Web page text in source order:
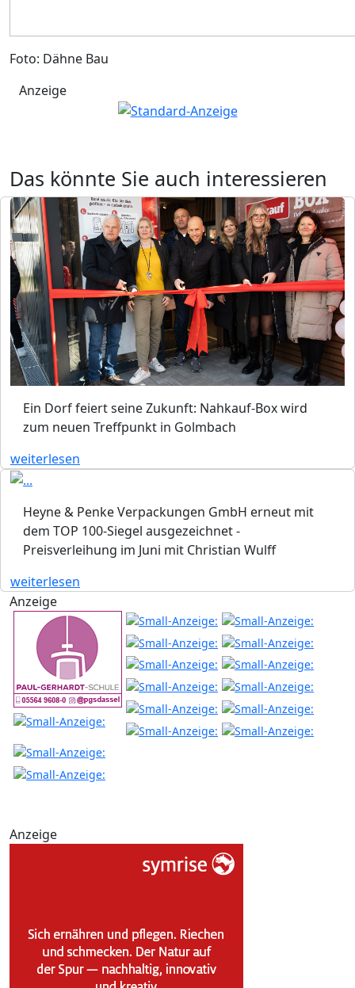
Foto: Dähne Bau
Anzeige
Das könnte Sie auch interessieren
Ein Dorf feiert seine Zukunft: Nahkauf-Box wird
zum neuen Treffpunkt in Golmbach
weiterlesen
Heyne & Penke Verpackungen GmbH erneut mit
dem TOP 100-Siegel ausgezeichnet -
Preisverleihung im Juni mit Christian Wulff
weiterlesen
Anzeige
Anzeige